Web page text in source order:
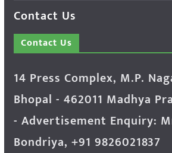
Contact Us
Contact Us
14 Press Complex, M.P.
Bhopal - 462011 Madhya
- Advertisement Enquiry:
Bondriya, +91 9826021837